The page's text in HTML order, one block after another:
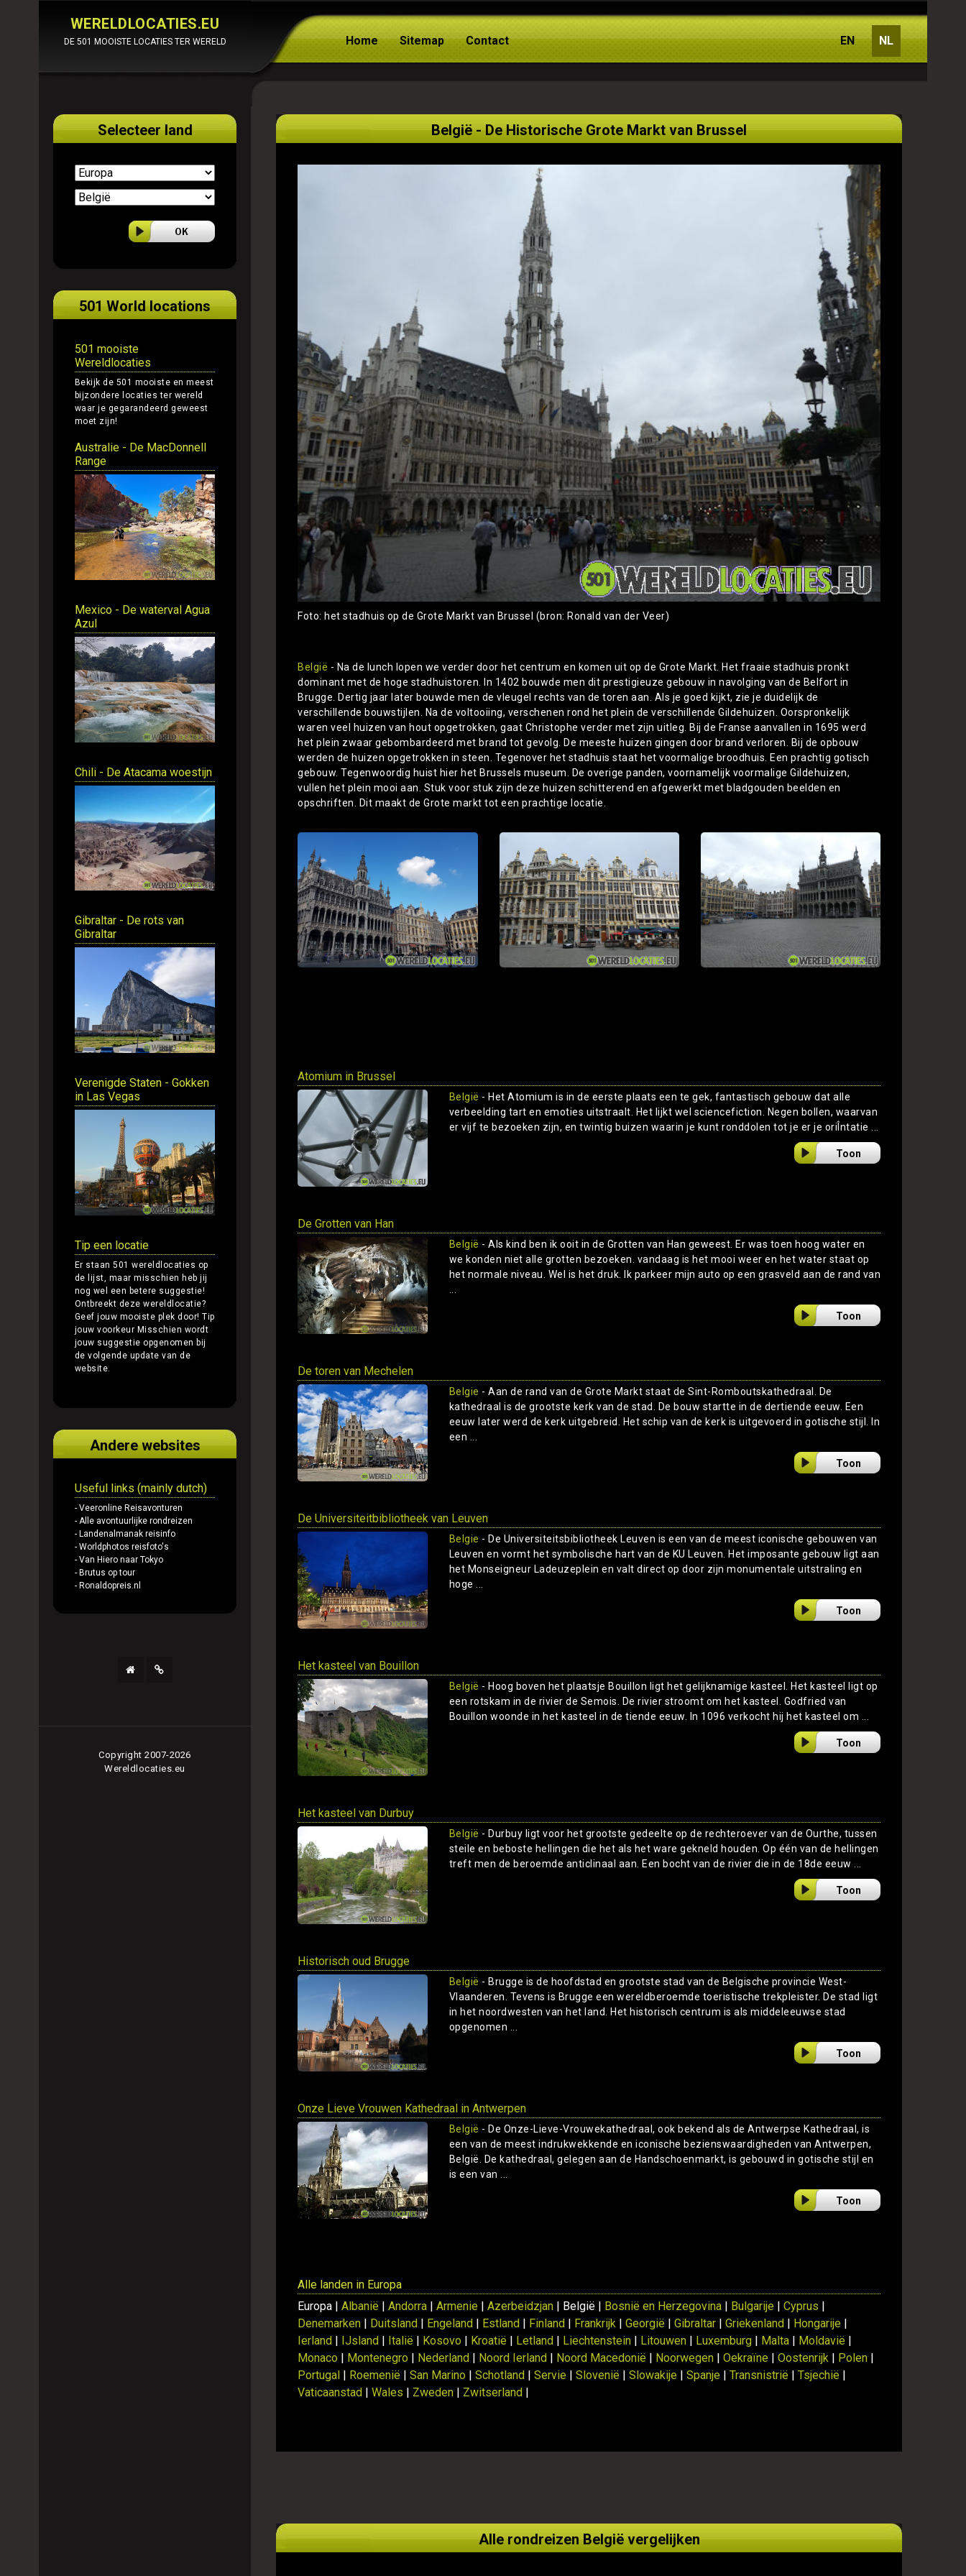
WERELDLOCATIES.EU
DE 501 MOOISTE LOCATIES TER WERELD
Selecteer land
501 World locations
501 mooiste
Wereldlocaties
Bekijk de 501 mooiste en meest
bijzondere locaties ter wereld
waar je gegarandeerd geweest
moet zijn!
Australie - De MacDonnell
Range
Mexico - De waterval Agua
Azul
Chili - De Atacama woestijn
Gibraltar - De rots van
Gibraltar
Verenigde Staten - Gokken
in Las Vegas
Tip een locatie
Er staan 501 wereldlocaties op
de lijst, maar misschien heb jij
nog wel een betere suggestie!
Ontbreekt deze wereldlocatie?
Geef jouw mooiste plek door!Tip
jouw voorkeur Misschien wordt
jouw suggestie opgenomen bij
de volgende update van de
website.
Andere websites
Useful links (mainly dutch)
- Veeronline Reisavonturen
- Alle avontuurlijke rondreizen
- Landenalmanak reisinfo
- Worldphotos reisfoto's
- Van Hiero naar Tokyo
- Brutus op tour
- Ronaldopreis.nl
Copyright 2007-2026
Wereldlocaties.eu
Home Sitemap Contact NL
EN
België - De Historische Grote Markt van Brussel
Foto: het stadhuis op de Grote Markt van Brussel (bron: Ronald van der Veer)
België - Na de lunch lopen we verder door het centrum en komen uit op de Grote Markt. Het fraaie stadhuis pronkt
dominant met de hoge stadhuistoren. In 1402 bouwde men dit prestigieuze gebouw in navolging van de Belfort in
Brugge. Dertig jaar later bouwde men de vleugel rechts van de toren aan. Als je goed kijkt, zie je duidelijk de
verschillende bouwstijlen. Na de voltooiing, verschenen rond het plein de verschillende Gildehuizen. Oorspronkelijk
waren veel huizen van hout opgetrokken, gaat Christophe verder met zijn uitleg. Bij de Franse aanvallen in 1695 werd
het plein zwaar gebombardeerd met brand tot gevolg. De meeste huizen gingen door brand verloren. Bij de opbouw
werden de huizen opgetrokken in steen. Tegenover het stadhuis staat het voormalige broodhuis. Een prachtig gotisch
gebouw. Tegenwoordig huist hier het Brussels museum. De overige panden, voornamelijk voormalige Gildehuizen,
vullen het plein mooi aan. Stuk voor stuk zijn deze huizen schitterend en afgewerkt met bladgouden beelden en
opschriften. Dit maakt de Grote markt tot een prachtige locatie.
Atomium in Brussel
België - Het Atomium is in de eerste plaats een te gek, fantastisch gebouw dat alle
verbeelding tart en emoties uitstraalt. Het lijkt wel sciencefiction. Negen bollen, waarvan
er vijf te bezoeken zijn, en twintig buizen waarin je kunt ronddolen tot je er je oriÎntatie ...
Toon
De Grotten van Han
België - Als kind ben ik ooit in de Grotten van Han geweest. Er was toen hoog water en
we konden niet alle grotten bezoeken. vandaag is het mooi weer en het water staat op
het normale niveau. Wel is het druk. Ik parkeer mijn auto op een grasveld aan de rand van
Toon
De toren van Mechelen
Belgie - Aan de rand van de Grote Markt staat de Sint-Romboutskathedraal. De
kathedraal is de grootste kerk van de stad. De bouw startte in de dertiende eeuw. Een
eeuw later werd de kerk uitgebreid. Het schip van de kerk is uitgevoerd in gotische stijl. In
een ...
Toon
De Universiteitbibliotheek van Leuven
Belgie - De Universiteitsbibliotheek Leuven is een van de meest iconische gebouwen van
Leuven en vormt het symbolische hart van de KU Leuven. Het imposante gebouw ligt aan
het Monseigneur Ladeuzeplein en valt direct op door zijn monumentale uitstraling en
hoge ...
Toon
Het kasteel van Bouillon
België - Hoog boven het plaatsje Bouillon ligt het gelijknamige kasteel. Het kasteel ligt op
een rotskam in de rivier de Semois. De rivier stroomt om het kasteel. Godfried van
Bouillon woonde in het kasteel in de tiende eeuw. In 1096 verkocht hij het kasteel om ...
Toon
Het kasteel van Durbuy
België - Durbuy ligt voor het grootste gedeelte op de rechteroever van de Ourthe, tussen
steile en beboste hellingen die het als het ware gekneld houden. Op één van de hellingen
treft men de beroemde anticlinaal aan. Een bocht van de rivier die in de 18de eeuw ...
Toon
Historisch oud Brugge
België - Brugge is de hoofdstad en grootste stad van de Belgische provincie West-
Vlaanderen. Tevens is Brugge een wereldberoemde toeristische trekpleister. De stad ligt
in het noordwesten van het land. Het historisch centrum is als middeleeuwse stad
opgenomen ...
Toon
Onze Lieve Vrouwen Kathedraal in Antwerpen
België - De Onze-Lieve-Vrouwekathedraal, ook bekend als de Antwerpse Kathedraal, is
een van de meest indrukwekkende en iconische bezienswaardigheden van Antwerpen,
België. De kathedraal, gelegen aan de Handschoenmarkt, is gebouwd in gotische stijl en
is een van ...
Toon
Alle landen in Europa
Europa |Albanië |Andorra |Armenie |Azerbeidzjan | België | Bosnië en Herzegovina | Bulgarije |Cyprus |
Denemarken | Duitsland | Engeland | Estland | Finland | Frankrijk |Georgië |Gibraltar |Griekenland | Hongarije |
Ierland | IJsland | Italië | Kosovo | Kroatië | Letland | Liechtenstein | Litouwen | Luxemburg | Malta | Moldavië |
Monaco | Montenegro | Nederland | Noord Ierland | Noord Macedonië | Noorwegen |Oekraïne |Oostenrijk | Polen |
Portugal | Roemenië |San Marino |Schotland |Servie |Slovenië |Slowakije |Spanje |Transnistrië |Tsjechië |
Vaticaanstad |Wales | Zweden | Zwitserland |
Alle rondreizen België vergelijken